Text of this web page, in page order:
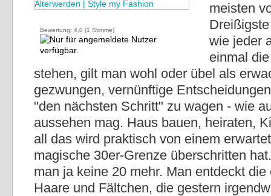
Bewertung: 4,0 (1 Stimme)
meisten
wie jeder
einmal
stehen, gilt man wohl oder übel als
gezwungen, vernünftige
"den nächsten Schritt" zu wagen - wie
aussehen mag. Haus bauen, heiraten,
all das wird praktisch von einem
magische 30er-Grenze überschritten
man ja keine 20 mehr. Man entdeckt die
Haare und Fältchen, die gestern